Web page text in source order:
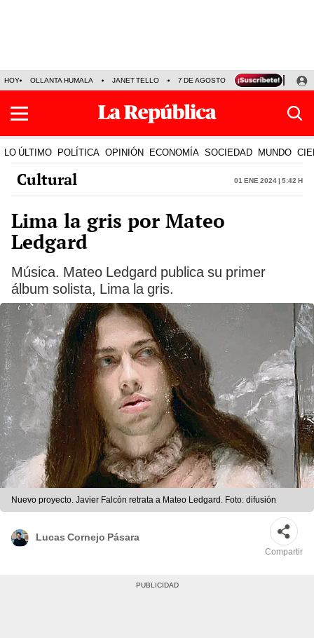
HOY OLLANTA HUMALA JANET TELLO 7 DE AGOSTO TINKA RESULTADOS
LO ÚLTIMO POLÍTICA OPINIÓN ECONOMÍA SOCIEDAD MUNDO
Cultural 01 Ene 2024 | 5:42 h
Lima la gris por Mateo
Ledgard
Música. Mateo Ledgard publica su primer
álbum solista, Lima la gris.
Nuevo proyecto. Javier Falcón retrata a Mateo Ledgard. Foto: difusión
Lucas Cornejo Pásara
Compartir